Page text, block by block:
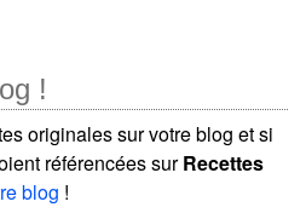
!
originales sur votre blog et si
référencées surRecettes
blog !